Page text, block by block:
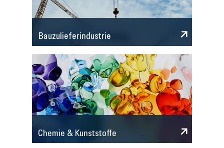
Bauzulieferindustrie
Chemie & Kunststoffe